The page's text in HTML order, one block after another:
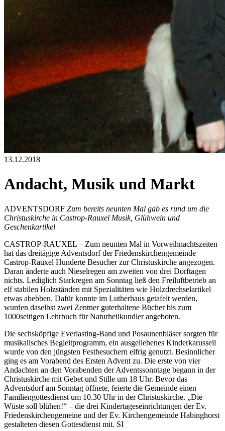
13.12.2018
Andacht, Musik und Markt
ADVENTSDORF Zum bereits neunten Mal gab es rund um die
Christuskirche in Castrop-Rauxel Musik, Glühwein und
Geschenkartikel
CASTROP-RAUXEL – Zum neunten Mal in Vorweihnachtszeiten
hat das dreitägige Adventsdorf der Friedenskirchengemeinde
Castrop-Rauxel Hunderte Besucher zur Christuskirche angezogen.
Daran änderte auch Nieselregen am zweiten von drei Dorftagen
nichts. Lediglich Starkregen am Sonntag ließ den Freiluftbetrieb an
elf stabilen Holzständen mit Spezialitäten wie Holzdrechselartikel
etwas abebben. Dafür konnte im Lutherhaus getafelt werden,
wurden daselbst zwei Zentner guterhaltene Bücher bis zum
1000seitigen Lehrbuch für Naturheilkundler angeboten.
Die sechsköpfige Everlasting-Band und Posaunenbläser sorgten für
musikalisches Begleitprogramm, ein ausgeliehenes Kinderkarussell
wurde von den jüngsten Festbesuchern eifrig genutzt. Besinnlicher
ging es am Vorabend des Ersten Advent zu. Die erste von vier
Andachten an den Vorabenden der Adventssonntage begann in der
Christuskirche mit Gebet und Stille um 18 Uhr. Bevor das
Adventsdorf am Sonntag öffnete, feierte die Gemeinde einen
Familiengottesdienst um 10.30 Uhr in der Christuskirche. „Die
Wüste soll blühen!“ – die drei Kindertageseinrichtungen der Ev.
Friedenskirchengemeine und der Ev. Kirchengemeinde Habinghorst
gestalteten diesen Gottesdienst mit. SI